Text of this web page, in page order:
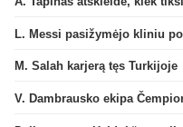
M. Salah karjerą tęs Turkijoje